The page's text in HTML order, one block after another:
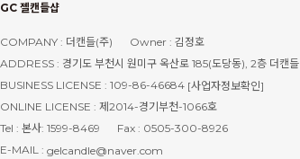
GC 젤캔들샵
COMPANY : 더캔들(주)
Owner : 김정호
ADDRESS : 경기도 부천시 원미구 옥산로 185(도당동), 2층 더캔들
BUSINESS LICENSE : 109-86-46684 [사업자정보확인]
ONLINE LICENSE : 제2014-경기부천-1066호
Tel : 본사: 1599-8469
Fax : 0505-300-8926
E-MAIL : gelcandle@naver.com